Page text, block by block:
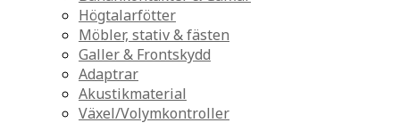
Högtalarfötter
Möbler, stativ & fästen
Galler & Frontskydd
Adaptrar
Akustikmaterial
Växel/Volymkontroller